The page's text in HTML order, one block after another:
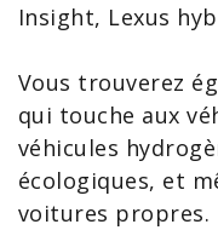
Insight, Lexus
Vous trouverez
qui touche aux
véhicules
écologiques, et
voitures propres.